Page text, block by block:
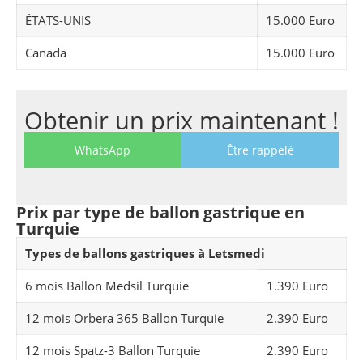
ÉTATS-UNIS
15.000 Euro
Canada
15.000 Euro
Obtenir un prix maintenant !
WhatsApp Être rappelé
Prix par type de ballon gastrique en
Turquie
Types de ballons gastriques à Letsmedi
6 mois Ballon Medsil Turquie
1.390 Euro
12 mois Orbera 365 Ballon Turquie
2.390 Euro
12 mois Spatz-3 Ballon Turquie
2.390 Euro